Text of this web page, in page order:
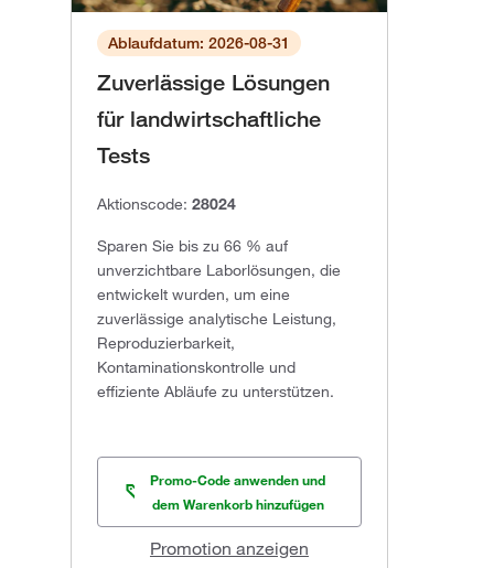
Ablaufdatum: 2026-08-31
Zuverlässige Lösungen
für landwirtschaftliche
Tests
Aktionscode: 28024
Sparen Sie bis zu 66 % auf
unverzichtbare Laborlösungen, die
entwickelt wurden, um eine
zuverlässige analytische Leistung,
Reproduzierbarkeit,
Kontaminationskontrolle und
effiziente Abläufe zu unterstützen.
Promo-Code anwenden und
dem Warenkorb hinzufügen
Promotion anzeigen